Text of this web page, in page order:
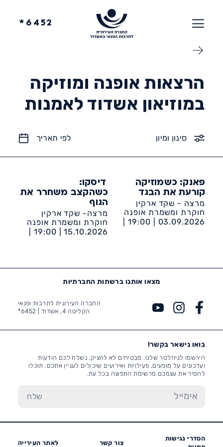
6452*
הרצאות אופנה ומוזיקה
במוזיאון אשדוד לאמנות
סינון ומיון לפי תאריך
פאנק: כשמוזיקה
קורעת את הבגד
מרצה - שקד ארקין
חוקרת ומשמרת אופנה
03.09.2026 |
19:00 |
דיסקו:
כשהקצב משחרר את
הגוף
מרצה- שקד ארקין
חוקרת ומשמרת אופנה
15.10.2026 |
19:00 |
מצאו אותנו ברשתות החברתיות
החברה העירונית לתרבות ופנאי
הקליטה 4, אשדוד |
6452*
בואו נישאר בקשר!
הירשמו לניוזלטר שלנו. מבטיחים לא להציק, נשלח לכם הודעות
ועדכונים על מופעים, פעילויות ואירועים שיכולים לעניין אתכם. תוכלו
להסיר את עצמכם מרשימת התפוצה בכל עת.
הסדרי נגישות
צור קשר לאתר העירייה